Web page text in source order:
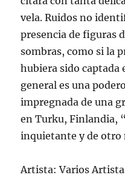
vela. Ruidos no
presencia de figuras
sombras, como si la
hubiera sido captada
general es una
impregnada de una
en Turku, Finlandia,
inquietante y de otro
Artista: Varios